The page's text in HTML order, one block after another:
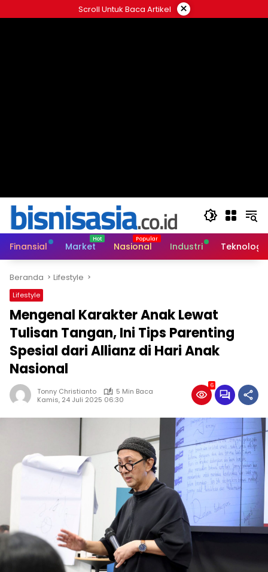
ke
Scroll Untuk Baca Artikel ×
Finansial Market Nasional Industri Teknologi
Beranda Lifestyle
Lifestyle
Mengenal Karakter Anak Lewat
Tulisan Tangan, Ini Tips Parenting
Spesial dari Allianz di Hari Anak
Nasional
Tonny Christianto
5 Min Baca
Kamis, 24 Juli 2025 06:30
6